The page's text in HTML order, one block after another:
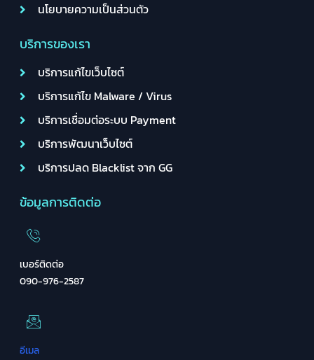
นโยบายความเป็นส่วนตัว
บริการของเรา
บริการแก้ไขเว็บไซต์
บริการแก้ไข Malware / Virus
บริการเชื่อมต่อระบบ Payment
บริการพัฒนาเว็บไซต์
บริการปลด Blacklist จาก GG
ข้อมูลการติดต่อ
เบอร์ติดต่อ
090-976-2587
อีเมล